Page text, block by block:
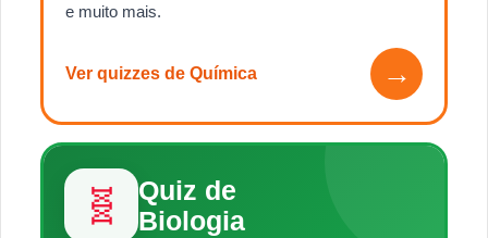
e muito mais.
Ver quizzes de Química →
🧬
Quiz de
Biologia